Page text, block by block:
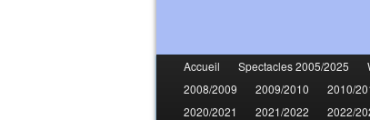
Accueil Spectacles 2005/2025
2008/2009
2009/2010 2010/
2020/2021
2021/2022 2022/